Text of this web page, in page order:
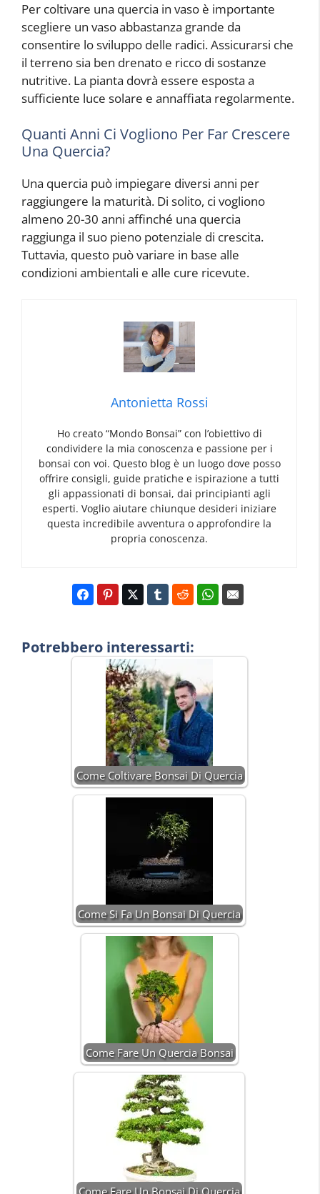
Per coltivare una quercia in vaso è importante
scegliere un vaso abbastanza grande da
consentire lo sviluppo delle radici. Assicurarsi che
il terreno sia ben drenato e ricco di sostanze
nutritive. La pianta dovrà essere esposta a
sufficiente luce solare e annaffiata regolarmente.
Quanti Anni Ci Vogliono Per Far Crescere
Una Quercia?
Una quercia può impiegare diversi anni per
raggiungere la maturità. Di solito, ci vogliono
almeno 20-30 anni affinché una quercia
raggiunga il suo pieno potenziale di crescita.
Tuttavia, questo può variare in base alle
condizioni ambientali e alle cure ricevute.
Antonietta Rossi
Ho creato “Mondo Bonsai” con l’obiettivo di
condividere la mia conoscenza e passione per i
bonsai con voi. Questo blog è un luogo dove posso
offrire consigli, guide pratiche e ispirazione a tutti
gli appassionati di bonsai, dai principianti agli
esperti. Voglio aiutare chiunque desideri iniziare
questa incredibile avventura o approfondire la
propria conoscenza.
Potrebbero interessarti:
Come Coltivare Bonsai Di Quercia
Come Si Fa Un Bonsai Di Quercia
Come Fare Un Quercia Bonsai